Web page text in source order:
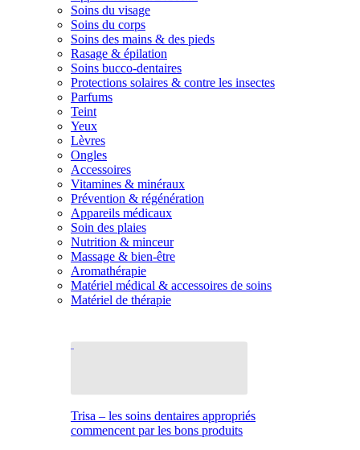
Soins du visage
Soins du corps
Soins des mains & des pieds
Rasage & épilation
Soins bucco-dentaires
Protections solaires & contre les insectes
Parfums
Teint
Yeux
Lèvres
Ongles
Accessoires
Vitamines & minéraux
Prévention & régénération
Appareils médicaux
Soin des plaies
Nutrition & minceur
Massage & bien-être
Aromathérapie
Matériel médical & accessoires de soins
Matériel de thérapie
Trisa – les soins dentaires appropriés
commencent par les bons produits